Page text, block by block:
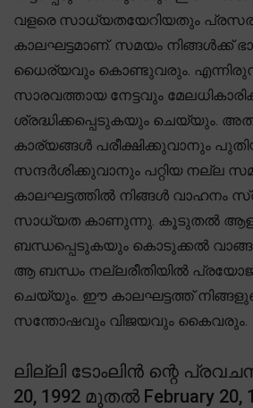
വളരെ സാധ്യതയേറിയതും
കാലഘട്ടമാണ്. സമയം നിങ്ങൾക്ക്
ധൈര്യവും കൊണ്ടുവരും.
സാരവത്തായ നേട്ടവും
ശ്രദ്ധിക്കപ്പെടുകയും ചെയ്യും.
കാര്യങ്ങൾ പരീക്ഷിക്കുവാനും
സന്ദർശിക്കുവാനും പറ്റിയ നല്ല
കാലഘട്ടത്തിൽ നിങ്ങൾ വാഹനം
സാധ്യത കാണുന്നു. കൂടുതൽ
ബന്ധപ്പെടുകയും കൊടുക്കൽ
ആ ബന്ധം നല്ലരീതിയിൽ
ചെയ്യും. ഈ കാലഘട്ടത്ത്
സന്തോഷവും വിജയവും കൈവരും.
ലില്ലി ടോംലിൻ ന്റെ
20, 1992 മുതൽ February 20,